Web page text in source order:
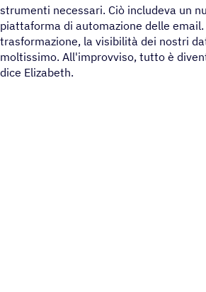
strumenti necessari. Ciò includeva un
piattaforma di automazione delle
trasformazione, la visibilità dei nostri
moltissimo. All'improvviso, tutto è
dice Elizabeth.